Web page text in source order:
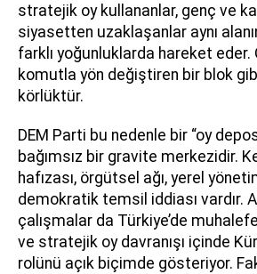
stratejik oy kullananlar, genç ve
siyasetten uzaklaşanlar aynı
farklı yoğunluklarda hareket eder.
komutla yön değiştiren bir blok
körlüktür.
DEM Parti bu nedenle bir “oy
bağımsız bir gravite merkezidir.
hafızası, örgütsel ağı, yerel
demokratik temsil iddiası vardır.
çalışmalar da Türkiye’de
ve stratejik oy davranışı içinde
rolünü açık biçimde gösteriyor.